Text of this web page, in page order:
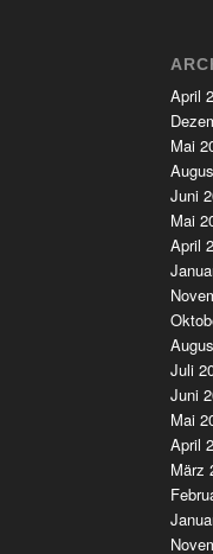
April
Mai
Juni
Mai
April
Juli
Juni
Mai
April
März